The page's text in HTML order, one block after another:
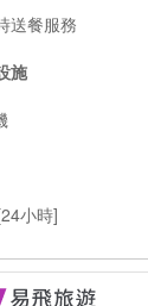
送餐服務
施
小時]